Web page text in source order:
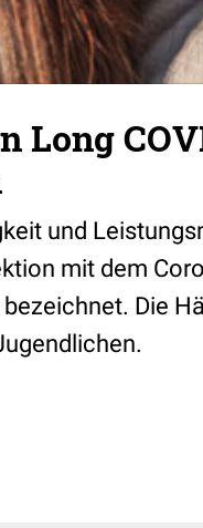
Long
und
mit dem
bezeichnet. Die